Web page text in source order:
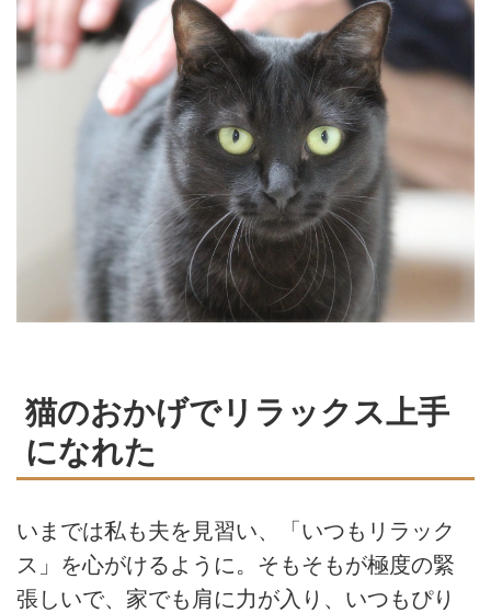
猫のおかげでリラックス上手
になれた
いまでは私も夫を見習い、「いつもリラック
ス」を心がけるように。そもそもが極度の緊
張しいで、家でも肩に力が入り、いつもぴり